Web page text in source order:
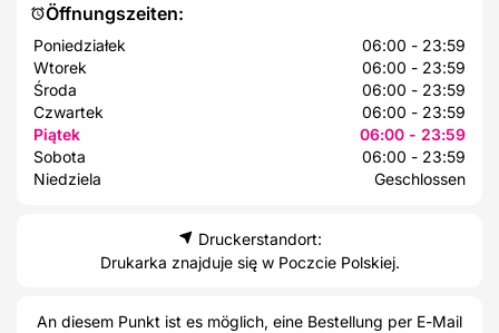
Öffnungszeiten:
Poniedziałek
06:00 - 23:59
Wtorek
06:00 - 23:59
Środa
06:00 - 23:59
Czwartek
06:00 - 23:59
Piątek
06:00 - 23:59
Sobota
06:00 - 23:59
Niedziela
Geschlossen
Druckerstandort:
Drukarka znajduje się w Poczcie Polskiej.
An diesem Punkt ist es möglich, eine Bestellung per E-Mail